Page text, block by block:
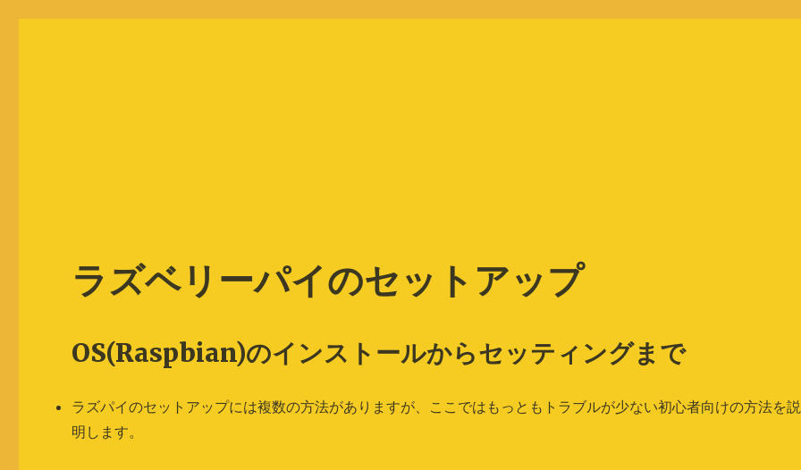
ラズベリーパイのセットアップ
OS(Raspbian)のインストールからセッティングまで
ラズパイのセットアップには複数の方法がありますが、ここではもっともトラブルが少ない初心者向けの方法を説
明します。